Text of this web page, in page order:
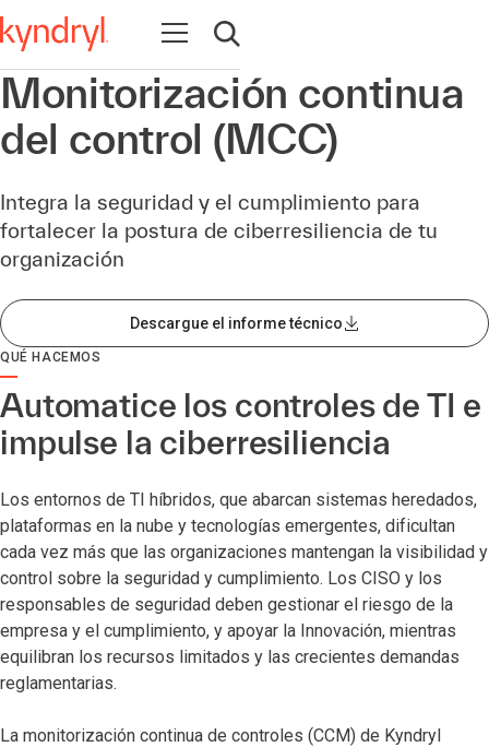
Abrir navegación
Abrir búsqueda
Monitorización continua
del control (MCC)
Integra la seguridad y el cumplimiento para
fortalecer la postura de ciberresiliencia de tu
organización​
Descargue el informe técnico
QUÉ HACEMOS
Automatice los controles de TI e
impulse la ciberresiliencia
Los entornos de TI híbridos, que abarcan sistemas heredados,
plataformas en la nube y tecnologías emergentes, dificultan
cada vez más que las organizaciones mantengan la visibilidad y
control sobre la seguridad y cumplimiento. Los CISO y los
responsables de seguridad deben gestionar el riesgo de la
empresa y el cumplimiento, y apoyar la Innovación, mientras
equilibran los recursos limitados y las crecientes demandas
reglamentarias.
La monitorización continua de controles (CCM) de Kyndryl